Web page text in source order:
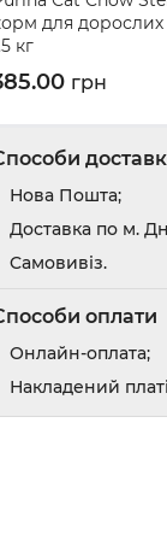
для дорослих
кг
грн
Нова Пошта;
Доставка по м.
Cамовивіз.
оплати
Онлайн-оплата;
Накладений